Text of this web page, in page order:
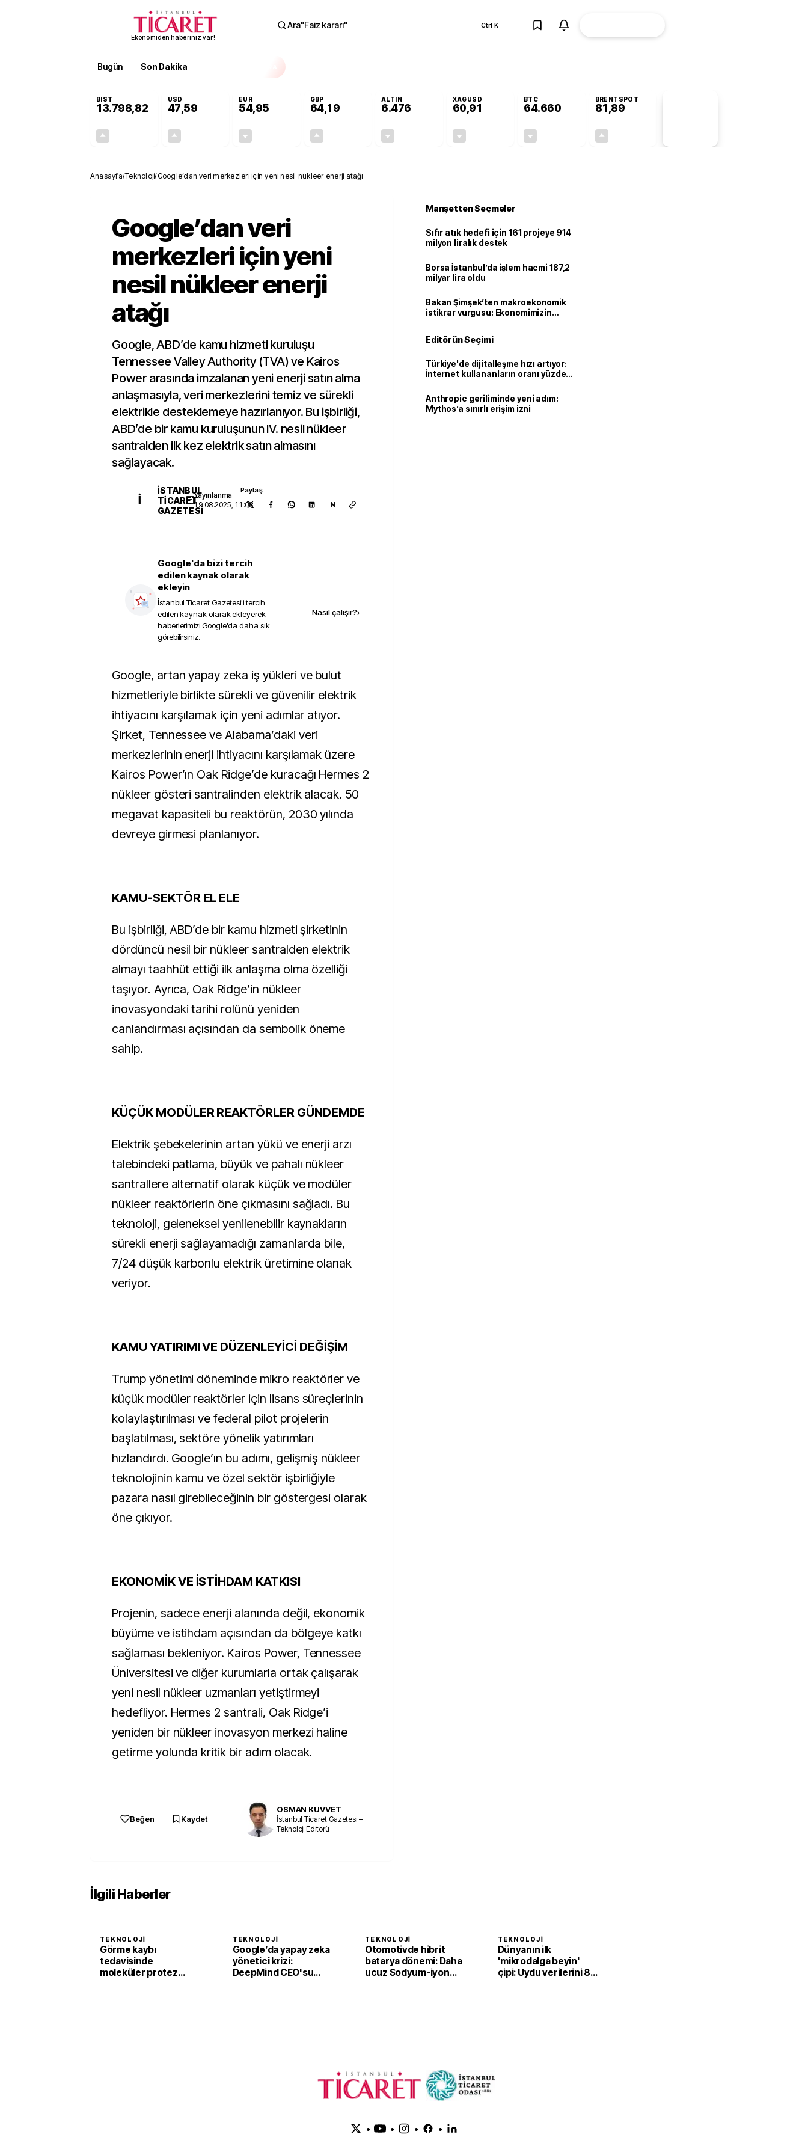
Ekonomiden haberiniz var!
Ara"Faiz kararı" Ctrl K
Bugün Son Dakika
BIST
13.798,82
USD
47,59
EUR
54,95
GBP
64,19
ALTIN
6.476
XAGUSD
60,91
BTC
64.660
BRENTSPOT
81,89
Anasayfa/Teknoloji/Google’dan veri merkezleri için yeni nesil nükleer enerji atağı
Google’dan veri
merkezleri için yeni
nesil nükleer enerji
atağı
Google, ABD’de kamu hizmeti kuruluşu
Tennessee Valley Authority (TVA) ve Kairos
Power arasında imzalanan yeni enerji satın alma
anlaşmasıyla, veri merkezlerini temiz ve sürekli
elektrikle desteklemeye hazırlanıyor. Bu işbirliği,
ABD’de bir kamu kuruluşunun IV. nesil nükleer
santralden ilk kez elektrik satın almasını
sağlayacak.
İ
İSTANBUL
TICARET
GAZETESI
Yayınlanma
19.08.2025, 11:08
Paylaş
N
Google'da bizi tercih
edilen kaynak olarak
ekleyin
İstanbul Ticaret Gazetesi'i tercih
edilen kaynak olarak ekleyerek
haberlerimizi Google'da daha sık
görebilirsiniz.
Nasıl çalışır?›
Google, artan yapay zeka iş yükleri ve bulut
hizmetleriyle birlikte sürekli ve güvenilir elektrik
ihtiyacını karşılamak için yeni adımlar atıyor.
Şirket, Tennessee ve Alabama’daki veri
merkezlerinin enerji ihtiyacını karşılamak üzere
Kairos Power’ın Oak Ridge’de kuracağı Hermes 2
nükleer gösteri santralinden elektrik alacak. 50
megavat kapasiteli bu reaktörün, 2030 yılında
devreye girmesi planlanıyor.
KAMU-SEKTÖR EL ELE
Bu işbirliği, ABD’de bir kamu hizmeti şirketinin
dördüncü nesil bir nükleer santralden elektrik
almayı taahhüt ettiği ilk anlaşma olma özelliği
taşıyor. Ayrıca, Oak Ridge’in nükleer
inovasyondaki tarihi rolünü yeniden
canlandırması açısından da sembolik öneme
sahip.
KÜÇÜK MODÜLER REAKTÖRLER GÜNDEMDE
Elektrik şebekelerinin artan yükü ve enerji arzı
talebindeki patlama, büyük ve pahalı nükleer
santrallere alternatif olarak küçük ve modüler
nükleer reaktörlerin öne çıkmasını sağladı. Bu
teknoloji, geleneksel yenilenebilir kaynakların
sürekli enerji sağlayamadığı zamanlarda bile,
7/24 düşük karbonlu elektrik üretimine olanak
veriyor.
KAMU YATIRIMI VE DÜZENLEYİCİ DEĞİŞİM
Trump yönetimi döneminde mikro reaktörler ve
küçük modüler reaktörler için lisans süreçlerinin
kolaylaştırılması ve federal pilot projelerin
başlatılması, sektöre yönelik yatırımları
hızlandırdı. Google’ın bu adımı, gelişmiş nükleer
teknolojinin kamu ve özel sektör işbirliğiyle
pazara nasıl girebileceğinin bir göstergesi olarak
öne çıkıyor.
EKONOMİK VE İSTİHDAM KATKISI
Projenin, sadece enerji alanında değil, ekonomik
büyüme ve istihdam açısından da bölgeye katkı
sağlaması bekleniyor. Kairos Power, Tennessee
Üniversitesi ve diğer kurumlarla ortak çalışarak
yeni nesil nükleer uzmanları yetiştirmeyi
hedefliyor. Hermes 2 santrali, Oak Ridge’i
yeniden bir nükleer inovasyon merkezi haline
getirme yolunda kritik bir adım olacak.
Beğen Kaydet
OSMAN KUVVET
İstanbul Ticaret Gazetesi –
Teknoloji Editörü
Manşetten Seçmeler
Sıfır atık hedefi için 161 projeye 914
milyon liralık destek
Borsa İstanbul’da işlem hacmi 187,2
milyar lira oldu
Bakan Şimşek’ten makroekonomik
istikrar vurgusu: Ekonomimizin
Editörün Seçimi
Türkiye'de dijitalleşme hızı artıyor:
İnternet kullananların oranı yüzde
Anthropic geriliminde yeni adım:
Mythos’a sınırlı erişim izni
İlgili Haberler
TEKNOLOJI
Görme kaybı
tedavisinde
moleküler protez
TEKNOLOJI
Google’da yapay zeka
yönetici krizi:
DeepMind CEO'su
TEKNOLOJI
Otomotivde hibrit
batarya dönemi: Daha
ucuz Sodyum-iyon
TEKNOLOJI
Dünyanın ilk
'mikrodalga beyin'
çipi: Uydu verilerini 8
• • • •